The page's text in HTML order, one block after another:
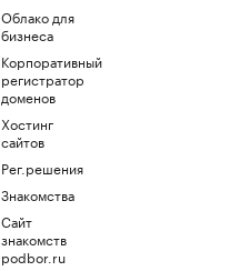
Облако для
бизнеса
Корпоративный
регистратор
доменов
Хостинг
сайтов
Рег.решения
Знакомства
Сайт
знакомств
podbor.ru